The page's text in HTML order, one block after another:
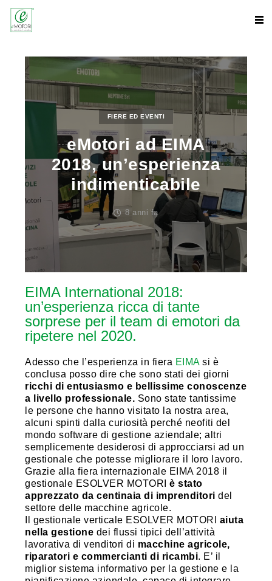
FIERE ED EVENTI
eMotori ad EIMA
2018, un’esperienza
indimenticabile
8 anni fa
EIMA International 2018:
un’esperienza ricca di tante
sorprese per il team di emotori da
ripetere nel 2020.
Adesso che l’esperienza in fiera EIMAsi è
conclusa posso dire che sono stati dei giorni
ricchi di entusiasmo e bellissime conoscenze
a livello professionale. Sono state tantissime
le persone che hanno visitato la nostra area,
alcuni spinti dalla curiosità perché neofiti del
mondo software di gestione aziendale; altri
semplicemente desiderosi di approcciarsi ad un
gestionale che potesse migliorare il loro lavoro.
Grazie alla fiera internazionale EIMA 2018 il
gestionale ESOLVER MOTORI è stato
apprezzato da centinaia di imprenditori del
settore delle macchine agricole.
Il gestionale verticale ESOLVER MOTORI aiuta
nella gestione dei flussi tipici dell’attività
lavorativa di venditori di macchine agricole,
riparatori e commercianti di ricambi. E’ il
miglior sistema informativo per la gestione e la